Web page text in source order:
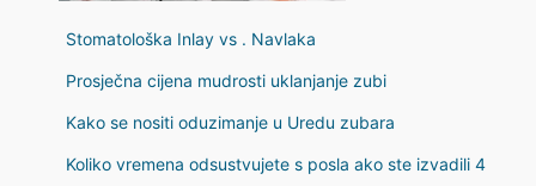
Stomatološka Inlay vs . Navlaka
Prosječna cijena mudrosti uklanjanje zubi
Kako se nositi oduzimanje u Uredu zubara
Koliko vremena odsustvujete s posla ako ste izvadili 4